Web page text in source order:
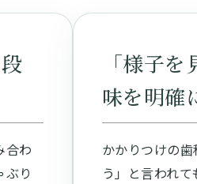
合わ
り
「様子
味を明確
かかりつけの
う」と言われ